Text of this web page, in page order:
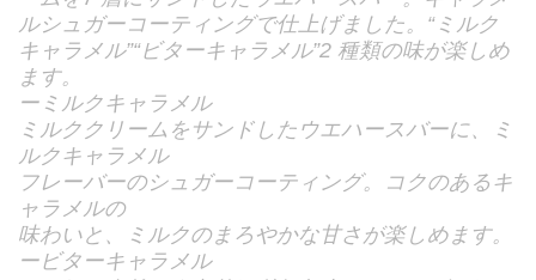
ルシュガーコーティングで仕上げました。“ミルク
キャラメル”“ビターキャラメル”2 種類の味が楽しめ
ます。
ーミルクキャラメル
ミルククリームをサンドしたウエハースバーに、ミ
ルクキャラメル
フレーバーのシュガーコーティング。コクのあるキ
ャラメルの
味わいと、ミルクのまろやかな甘さが楽しめます。
ービターキャラメル